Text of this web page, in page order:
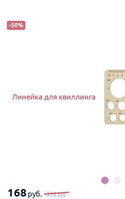
-50%
Линейка для квиллинга
168 руб. 335руб.